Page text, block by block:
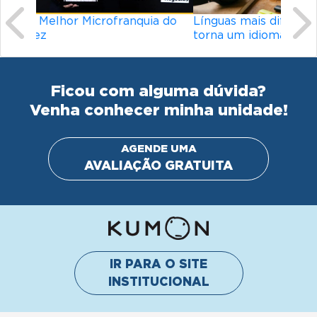
Línguas mais difíceis do mundo: o que
torna um idioma desafiador?
Ficou com alguma dúvida?
Venha conhecer minha unidade!
AGENDE UMA
AVALIAÇÃO GRATUITA
IR PARA O SITE
INSTITUCIONAL